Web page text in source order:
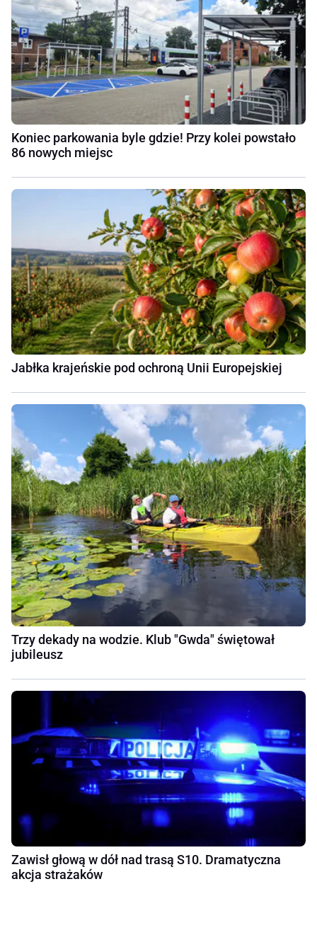
Koniec parkowania byle gdzie! Przy kolei powstało
86 nowych miejsc
Jabłka krajeńskie pod ochroną Unii Europejskiej
Trzy dekady na wodzie. Klub "Gwda" świętował
jubileusz
Zawisł głową w dół nad trasą S10. Dramatyczna
akcja strażaków